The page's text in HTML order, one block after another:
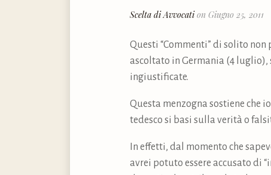
Scelta di Avvocation Giugno 25, 2011
Questi “Commenti” di solito
ascoltato in Germania (4 luglio),
ingiustificate.
Questa menzogna sostiene che
tedesco si basi sulla verità o
In effetti, dal momento che
avrei potuto essere accusato di